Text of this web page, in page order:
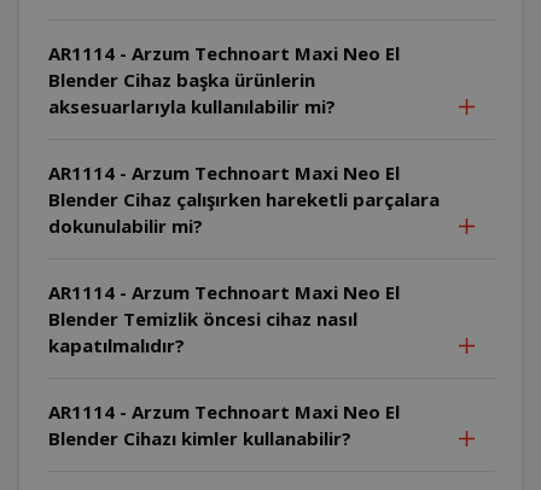
AR1114 - Arzum Technoart Maxi Neo El
Blender Cihaz başka ürünlerin
aksesuarlarıyla kullanılabilir mi?
AR1114 - Arzum Technoart Maxi Neo El
Blender Cihaz çalışırken hareketli parçalara
dokunulabilir mi?
AR1114 - Arzum Technoart Maxi Neo El
Blender Temizlik öncesi cihaz nasıl
kapatılmalıdır?
AR1114 - Arzum Technoart Maxi Neo El
Blender Cihazı kimler kullanabilir?